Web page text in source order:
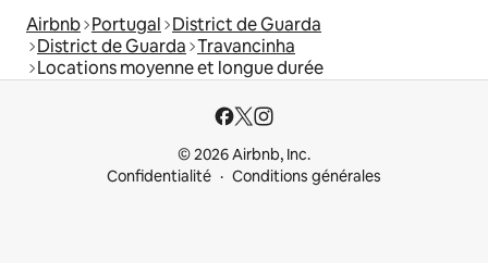
Airbnb Portugal District de Guarda
District de Guarda Travancinha
Locations moyenne et longue durée
© 2026 Airbnb, Inc.
Confidentialité
Conditions générales